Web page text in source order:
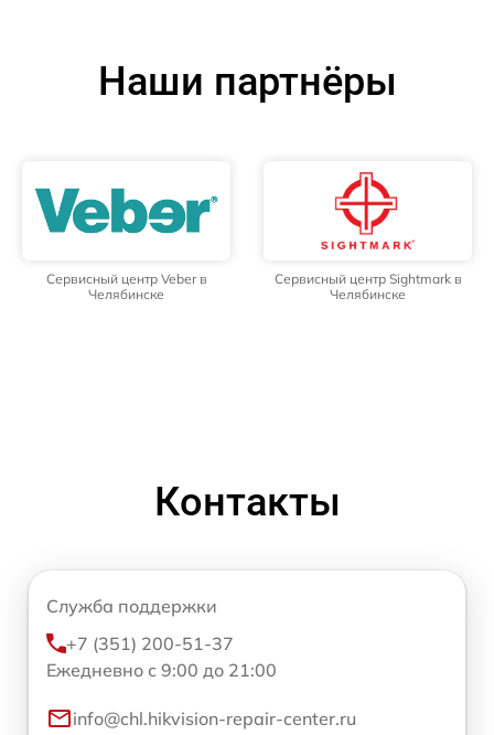
Наши партнёры
Сервисный центр Veber в
Челябинске
Сервисный центр Sightmark в
Челябинске
Контакты
Служба поддержки
+7 (351) 200-51-37
Ежедневно с 9:00 до 21:00
info@chl.hikvision-repair-center.ru